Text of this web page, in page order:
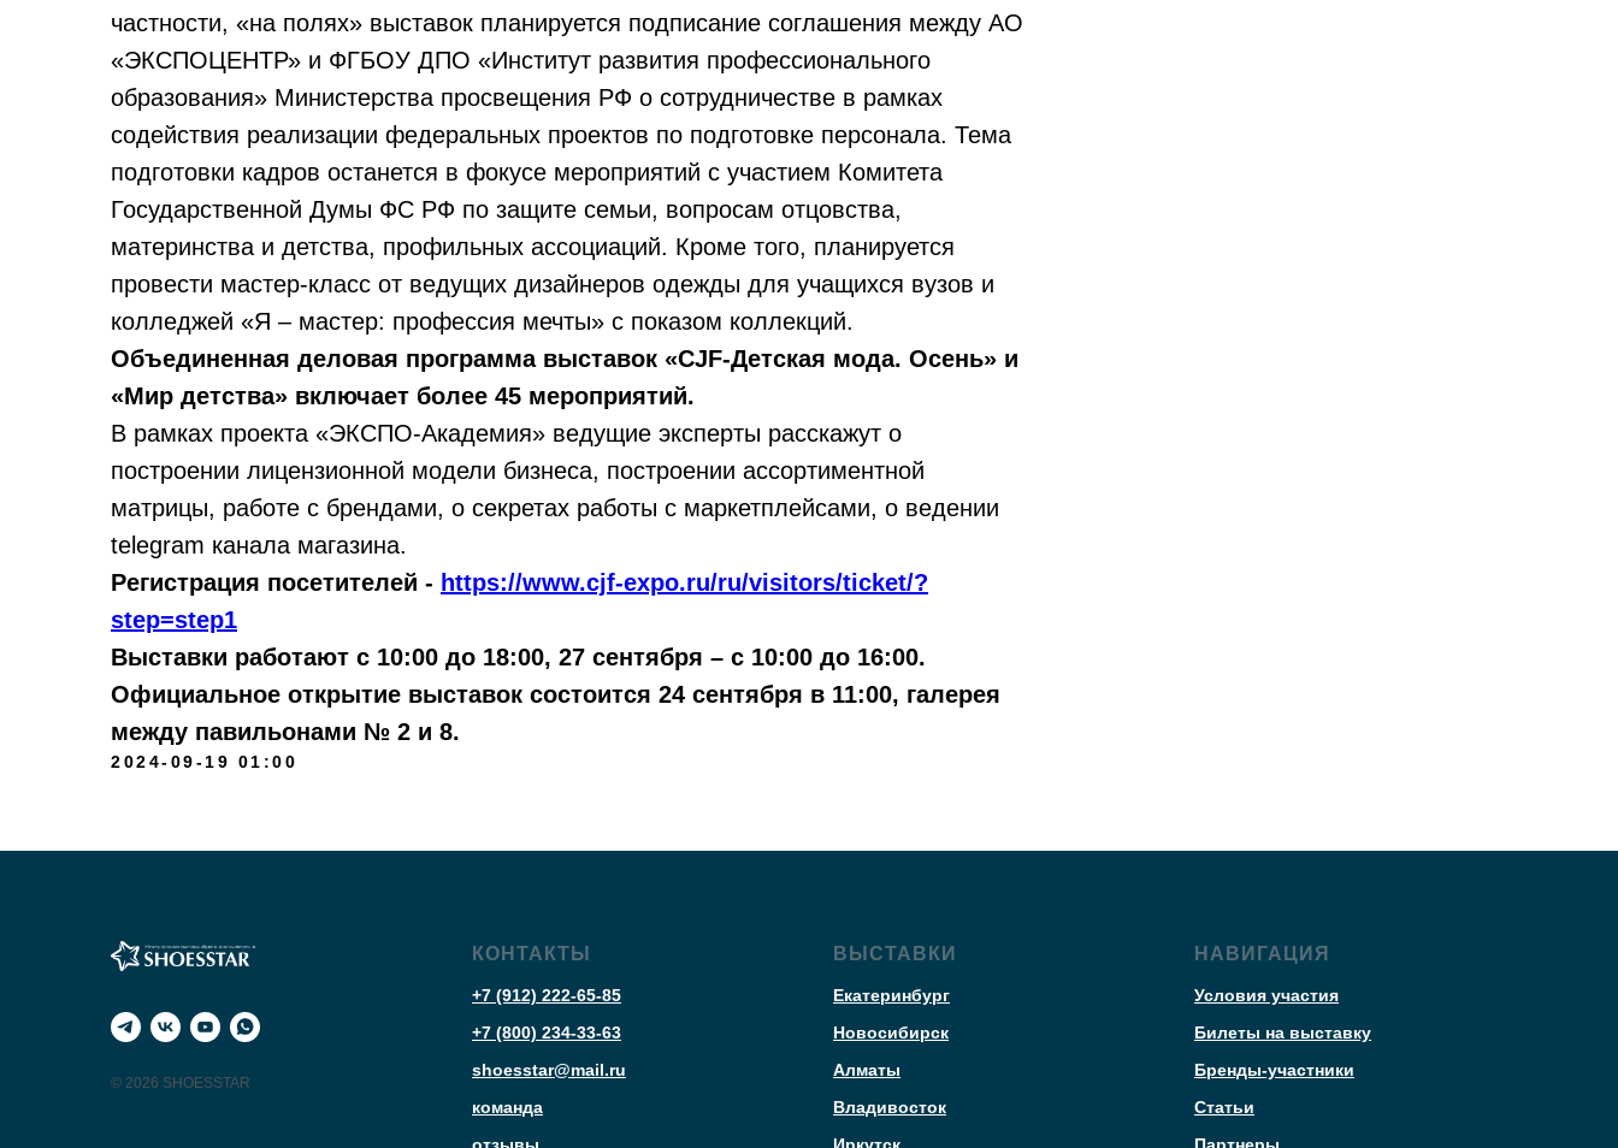
частности, «на полях» выставок планируется подписание соглашения между АО
«ЭКСПОЦЕНТР» и ФГБОУ ДПО «Институт развития профессионального
образования» Министерства просвещения РФ о сотрудничестве в рамках
содействия реализации федеральных проектов по подготовке персонала. Тема
подготовки кадров останется в фокусе мероприятий с участием Комитета
Государственной Думы ФС РФ по защите семьи, вопросам отцовства,
материнства и детства, профильных ассоциаций. Кроме того, планируется
провести мастер-класс от ведущих дизайнеров одежды для учащихся вузов и
колледжей «Я – мастер: профессия мечты» с показом коллекций.
Объединенная деловая программа выставок «CJF-Детская мода. Осень» и
«Мир детства» включает более 45 мероприятий.
В рамках проекта «ЭКСПО-Академия» ведущие эксперты расскажут о
построении лицензионной модели бизнеса, построении ассортиментной
матрицы, работе с брендами, о секретах работы с маркетплейсами, о ведении
telegram канала магазина.
Регистрация посетителей - https://www.cjf-expo.ru/ru/visitors/ticket/?
step=step1
Выставки работают с 10:00 до 18:00, 27 сентября – с 10:00 до 16:00.
Официальное открытие выставок состоится 24 сентября в 11:00, галерея
между павильонами № 2 и 8.
2024-09-19 01:00
© 2026 SHOESSTAR
КОНТАКТЫ
+7 (912) 222-65-85
+7 (800) 234-33-63
shoesstar@mail.ru
команда
ВЫСТАВКИ
Екатеринбург
Новосибирск
Алматы
Владивосток
НАВИГАЦИЯ
Условия участия
Билеты на выставку
Бренды-участники
Статьи